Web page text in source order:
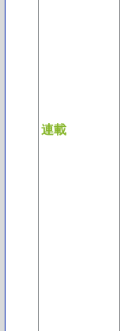
連載